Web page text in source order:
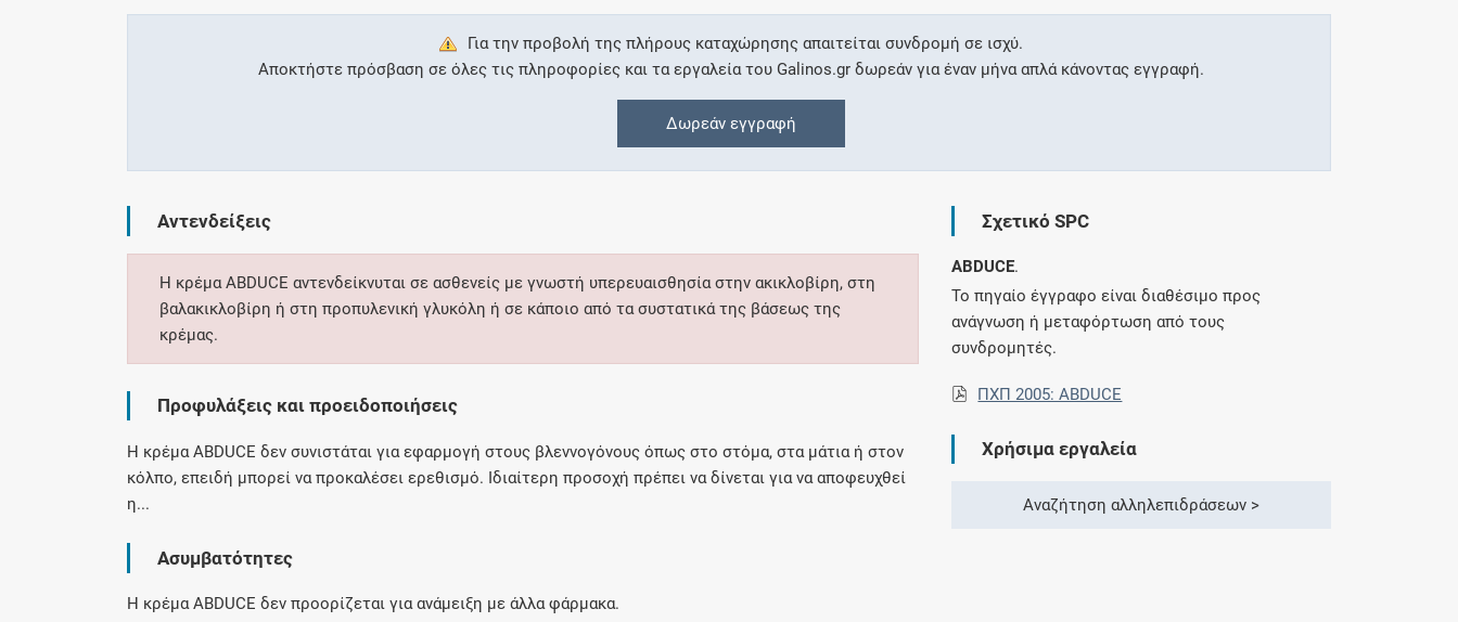
Συνδρομές
Μάθετε περισσότερα για τα οφέλη και τις
επιπλέον παροχές των συνδρομητικών
Ενδείξεις και αγωγές
Βρείτε θεραπευτικές ενδείξεις και αγωγές για
Γνωρίζατε ότι...
Για την προβολή της πλήρους καταχώρησης απαιτείται συνδρομή σε ισχύ.
Αποκτήστε πρόσβαση σε όλες τις πληροφορίες και τα εργαλεία του Galinos.gr δωρεάν για έναν μήνα απλά κάνοντας εγγραφή.
Δωρεάν εγγραφή
Αντενδείξεις
Η κρέμα ABDUCE αντενδείκνυται σε ασθενείς με γνωστή υπερευαισθησία στην ακικλοβίρη, στη
βαλακικλοβίρη ή στη προπυλενική γλυκόλη ή σε κάποιο από τα συστατικά της βάσεως της
κρέμας.
Προφυλάξεις και προειδοποιήσεις
Η κρέμα ABDUCE δεν συνιστάται για εφαρμογή στους βλεννογόνους όπως στο στόμα, στα μάτια ή στον
κόλπο, επειδή μπορεί να προκαλέσει ερεθισμό. Ιδιαίτερη προσοχή πρέπει να δίνεται για να αποφευχθεί
η...
Ασυμβατότητες
Η κρέμα ABDUCE δεν προορίζεται για ανάμειξη με άλλα φάρμακα.
Σχετικό SPC
ABDUCE.
Το πηγαίο έγγραφο είναι διαθέσιμο προς
ανάγνωση ή μεταφόρτωση από τους
συνδρομητές.
ΠΧΠ 2005: ABDUCE
Χρήσιμα εργαλεία
Αναζήτηση αλληλεπιδράσεων >